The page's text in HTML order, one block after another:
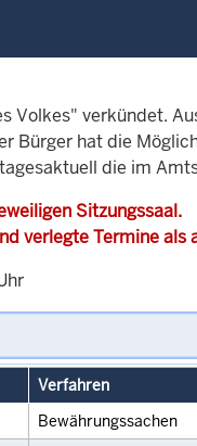
Volkes" verkündet.
Bürger hat die
die im
Sitzungssaal.
verlegte Termine als
Verfahren
Bewährungssachen